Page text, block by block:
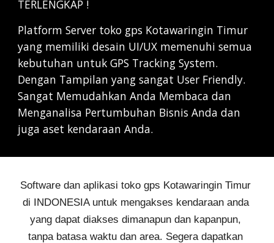
TERLENGKAP !
Platform Server toko gps Kotawaringin Timur
yang memiliki desain UI/UX memenuhi semua
kebutuhan untuk GPS Tracking System.
Dengan Tampilan yang sangat User Friendly.
Sangat Memudahkan Anda Membaca dan
Menganalisa Pertumbuhan Bisnis Anda dan
juga aset kendaraan Anda.
Software dan aplikasi
di INDONESIA untuk mengakses kendaraan anda
yang dapat diakses dimanapun dan kapanpun,
tanpa batasa waktu dan area. Segera dapatkan